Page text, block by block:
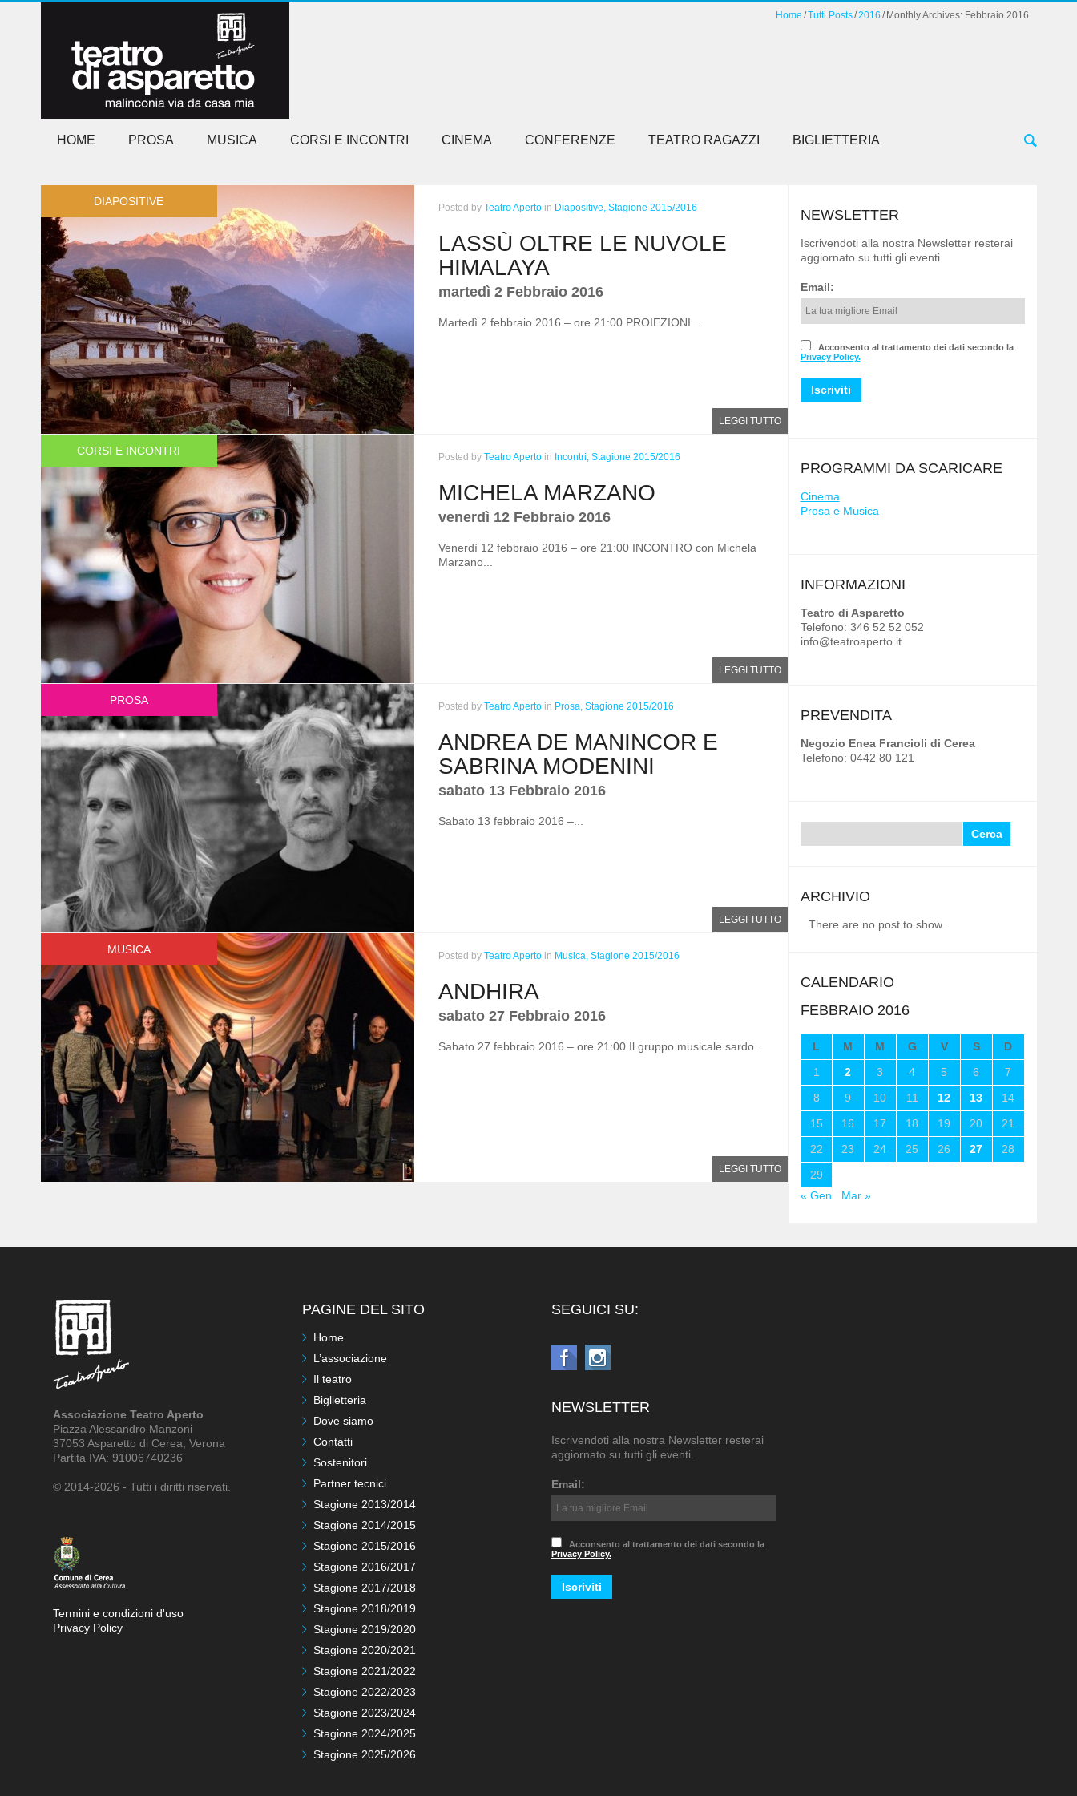
Home Tutti Posts 2016 Monthly Archives: Febbraio 2016
HOME PROSA MUSICA CORSI E INCONTRI CINEMA CONFERENZE TEATRO RAGAZZI BIGLIETTERIA
DIAPOSITIVE Posted by Teatro Aperto in Diapositive, Stagione 2015/2016
LASSÙ OLTRE LE NUVOLE
HIMALAYA
martedì 2 Febbraio 2016
Martedì 2 febbraio 2016 – ore 21:00 PROIEZIONI...
LEGGI TUTTO
CORSI E INCONTRI Posted by Teatro Aperto in Incontri, Stagione 2015/2016
MICHELA MARZANO
venerdì 12 Febbraio 2016
Venerdì 12 febbraio 2016 – ore 21:00 INCONTRO con Michela
Marzano...
LEGGI TUTTO
PROSA Posted by Teatro Aperto in Prosa, Stagione 2015/2016
ANDREA DE MANINCOR E
SABRINA MODENINI
sabato 13 Febbraio 2016
Sabato 13 febbraio 2016 –...
LEGGI TUTTO
MUSICA Posted by Teatro Aperto in Musica, Stagione 2015/2016
ANDHIRA
sabato 27 Febbraio 2016
Sabato 27 febbraio 2016 – ore 21:00 Il gruppo musicale sardo...
LEGGI TUTTO
NEWSLETTER
Iscrivendoti alla nostra Newsletter resterai
aggiornato su tutti gli eventi.
Email:
Acconsento al trattamento dei dati secondo la
Privacy Policy.
PROGRAMMI DA SCARICARE
Cinema
Prosa e Musica
INFORMAZIONI
Teatro di Asparetto
Telefono: 346 52 52 052
info@teatroaperto.it
PREVENDITA
Negozio Enea Francioli di Cerea
Telefono: 0442 80 121
ARCHIVIO
There are no post to show.
CALENDARIO
FEBBRAIO 2016
L M M G V S
D
1
2 3 4 5 6
7
8
9 10 11 12 13
14
15
16 17 18 19 20
21
22
23 24 25 26 27
28
29
« Gen
Mar »
Associazione Teatro Aperto
Piazza Alessandro Manzoni
37053 Asparetto di Cerea, Verona
Partita IVA: 91006740236
© 2014-2026 - Tutti i diritti riservati.
Termini e condizioni d'uso
Privacy Policy
PAGINE DEL SITO
Home
L’associazione
Il teatro
Biglietteria
Dove siamo
Contatti
Sostenitori
Partner tecnici
Stagione 2013/2014
Stagione 2014/2015
Stagione 2015/2016
Stagione 2016/2017
Stagione 2017/2018
Stagione 2018/2019
Stagione 2019/2020
Stagione 2020/2021
Stagione 2021/2022
Stagione 2022/2023
Stagione 2023/2024
Stagione 2024/2025
Stagione 2025/2026
SEGUICI SU:
NEWSLETTER
Iscrivendoti alla nostra Newsletter resterai
aggiornato su tutti gli eventi.
Email:
Acconsento al trattamento dei dati secondo la
Privacy Policy.